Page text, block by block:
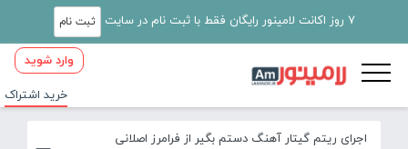
7 روز اکانت لامینور رایگان فقط با ثبت نام در سایت ثبت نام
وارد شوید
خرید اشتراک
اجرای ریتم گیتار آهنگ دستم بگیر از فرامرز اصلانی